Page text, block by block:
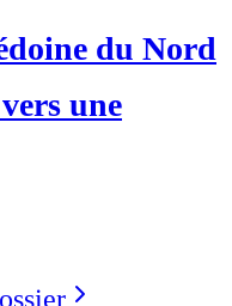
du Nord
une